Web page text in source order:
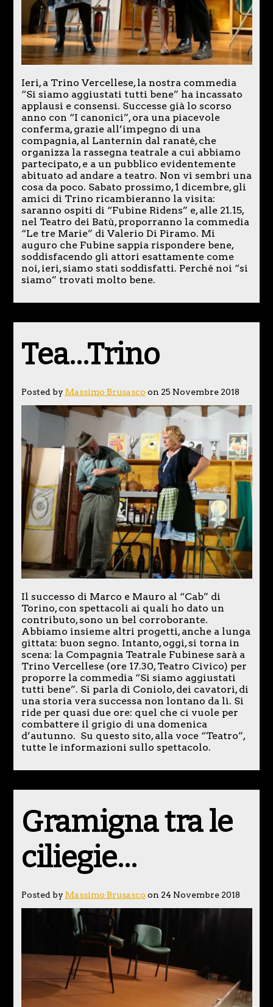
Ieri, a Trino Vercellese, la nostra commedia
“Si siamo aggiustati tutti bene” ha incassato
applausi e consensi. Successe già lo scorso
anno con “I canonici”, ora una piacevole
conferma, grazie all’impegno di una
compagnia, al Lanternin dal ranaté, che
organizza la rassegna teatrale a cui abbiamo
partecipato, e a un pubblico evidentemente
abituato ad andare a teatro. Non vi sembri una
cosa da poco. Sabato prossimo, 1 dicembre, gli
amici di Trino ricambieranno la visita:
saranno ospiti di “Fubine Ridens” e, alle 21.15,
nel Teatro dei Batù, proporranno la commedia
“Le tre Marie” di Valerio Di Piramo. Mi
auguro che Fubine sappia rispondere bene,
soddisfacendo gli attori esattamente come
noi, ieri, siamo stati soddisfatti. Perché noi “si
siamo” trovati molto bene.
Tea…Trino
Posted by Massimo Brusasco on 25 Novembre 2018
Il successo di Marco e Mauro al “Cab” di
Torino, con spettacoli ai quali ho dato un
contributo, sono un bel corroborante.
Abbiamo insieme altri progetti, anche a lunga
gittata: buon segno. Intanto, oggi, si torna in
scena: la Compagnia Teatrale Fubinese sarà a
Trino Vercellese (ore 17.30, Teatro Civico) per
proporre la commedia “Si siamo aggiustati
tutti bene”. Si parla di Coniolo, dei cavatori, di
una storia vera successa non lontano da lì. Si
ride per quasi due ore: quel che ci vuole per
combattere il grigio di una domenica
d’autunno. Su questo sito, alla voce “Teatro”,
tutte le informazioni sullo spettacolo.
Gramigna tra le
ciliegie…
Posted by Massimo Brusasco on 24 Novembre 2018